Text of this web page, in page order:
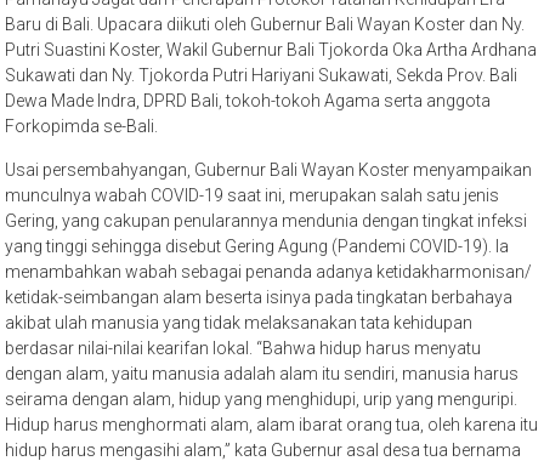
Baru di Bali. Upacara diikuti oleh Gubernur Bali Wayan Koster dan Ny.
Putri Suastini Koster, Wakil Gubernur Bali Tjokorda Oka Artha Ardhana
Sukawati dan Ny. Tjokorda Putri Hariyani Sukawati, Sekda Prov. Bali
Dewa Made Indra, DPRD Bali, tokoh-tokoh Agama serta anggota
Forkopimda se-Bali.
Usai persembahyangan, Gubernur Bali Wayan Koster menyampaikan
munculnya wabah COVID-19 saat ini, merupakan salah satu jenis
Gering, yang cakupan penularannya mendunia dengan tingkat infeksi
yang tinggi sehingga disebut Gering Agung (Pandemi COVID-19). Ia
menambahkan wabah sebagai penanda adanya ketidakharmonisan/
ketidak-seimbangan alam beserta isinya pada tingkatan berbahaya
akibat ulah manusia yang tidak melaksanakan tata kehidupan
berdasar nilai-nilai kearifan lokal. “Bahwa hidup harus menyatu
dengan alam, yaitu manusia adalah alam itu sendiri, manusia harus
seirama dengan alam, hidup yang menghidupi, urip yang menguripi.
Hidup harus menghormati alam, alam ibarat orang tua, oleh karena itu
hidup harus mengasihi alam,” kata Gubernur asal desa tua bernama